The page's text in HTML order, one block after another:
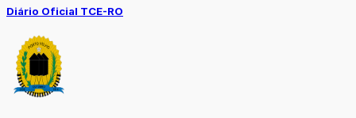
Diário Oficial TCE-RO